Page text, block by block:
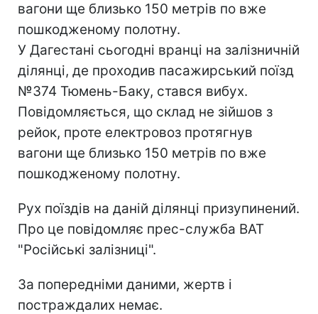
вагони ще близько 150 метрів по вже
пошкодженому полотну.
У Дагестані сьогодні вранці на залізничній
ділянці, де проходив пасажирський поїзд
№374 Тюмень-Баку, стався вибух.
Повідомляється, що склад не зійшов з
рейок, проте електровоз протягнув
вагони ще близько 150 метрів по вже
пошкодженому полотну.
Рух поїздів на даній ділянці призупинений.
Про це повідомляє прес-служба ВАТ
"Російські залізниці".
За попередніми даними, жертв і
постраждалих немає.